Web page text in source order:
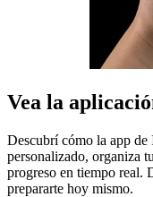
Vea la
Descubrí cómo la app de
personalizado, organiza
progreso en tiempo real.
prepararte hoy mismo.